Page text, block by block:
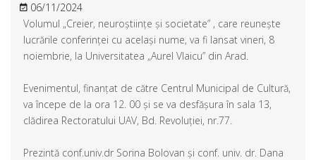
06/11/2024
Volumul „Creier, neuroștiințe și societate” , care reunește
lucrările conferinței cu același nume, va fi lansat vineri, 8
noiembrie, la Universitatea „Aurel Vlaicu” din Arad.
Evenimentul, finanțat de către Centrul Municipal de Cultură,
va începe de la ora 12. 00 și se va desfășura în sala 13,
clădirea Rectoratului UAV, Bd. Revoluției, nr.77.
Prezintă conf.univ.dr Sorina Bolovan și conf. univ. dr. Dana